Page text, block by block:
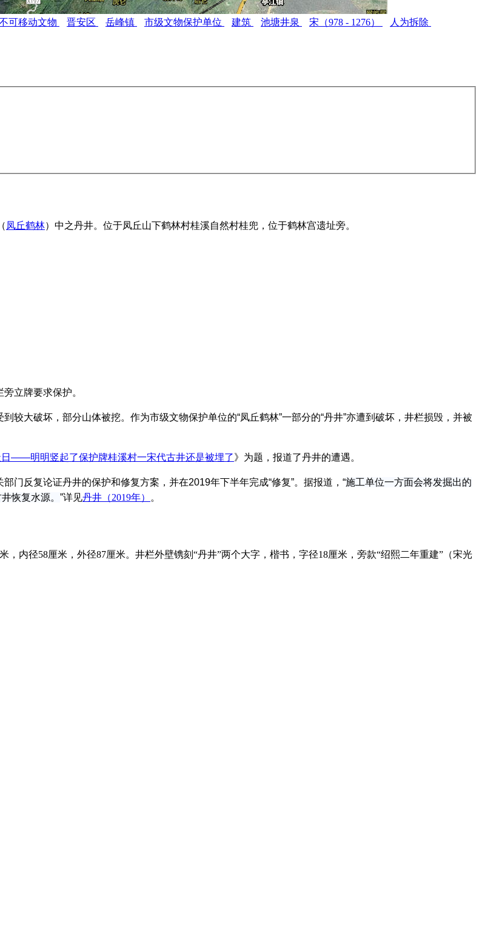
可移动文物 晋安区 岳峰镇 市级文物保护单位 建筑 池塘井泉 宋（978 - 1276）
人为拆除
凤丘鹤林）中之丹井。位于凤丘山下鹤林村桂溪自然村桂兜，位于鹤林宫遗址旁。
立牌要求保护。
较大破坏，部分山体被挖。 作为市级文物保护单位的“凤丘鹤林”一部分的“丹井”亦遭到破坏，井栏损毁，并被
——明明竖起了保护牌桂溪村一宋代古井还是被埋了》为题，报道了丹井的遭遇。
门反复论证丹井的保护和修复方案，并在2019年下半年完成“修复”。据报道，“施工单位一方面会将发掘出的
恢复水源。 ”详见丹井（2019年） 。
内径58厘米，外径87厘米。井栏外壁镌刻“丹井”两个大字，楷书，字径18厘米，旁款“绍熙二年重建”（宋光